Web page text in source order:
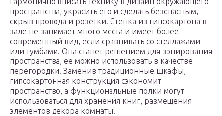
пространства, украсить его и сделать безопасным,
скрыв провода и розетки. Стенка из гипсокартона в
зале не занимает много места и имеет более
современный вид, если сравнивать со стеллажами
или тумбами. Она станет решением для зонирования
пространства, ее можно использовать в качестве
перегородки. Заменив традиционные шкафы,
гипсокартонная конструкция сэкономит
пространство, а функциональные полки могут
использоваться для хранения книг, размещения
элементов декора комнаты.